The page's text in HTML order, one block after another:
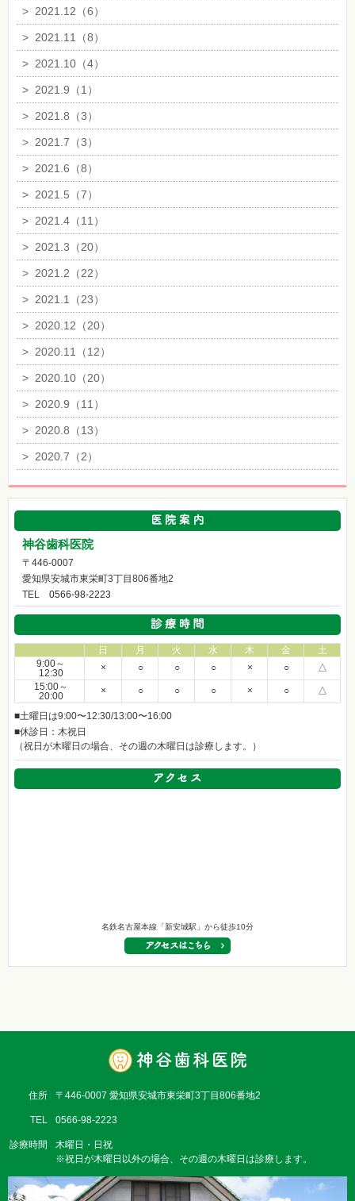
> 2021.12（6）
> 2021.11（8）
> 2021.10（4）
> 2021.9（1）
> 2021.8（3）
> 2021.7（3）
> 2021.6（8）
> 2021.5（7）
> 2021.4（11）
> 2021.3（20）
> 2021.2（22）
> 2021.1（23）
> 2020.12（20）
> 2020.11（12）
> 2020.10（20）
> 2020.9（11）
> 2020.8（13）
> 2020.7（2）
神谷歯科医院
〒446-0007
愛知県安城市東栄町3丁目806番地2
TEL 0566-98-2223
日 月 火 水 木 金
土
9:00～
12:30
× ○ ○ ○ × ○
△
15:00～
20:00
× ○ ○ ○ × ○ △
■土曜日は9:00〜12:30/13:00〜16:00
■休診日：木祝日
（祝日が木曜日の場合、その週の木曜日は診療します。）
名鉄名古屋本線「新安城駅」から徒歩10分
住所 〒446-0007 愛知県安城市東栄町3丁目806番地2
TEL 0566-98-2223
診療時間
木曜日・日祝
※祝日が木曜日以外の場合、その週の木曜日は診療します。